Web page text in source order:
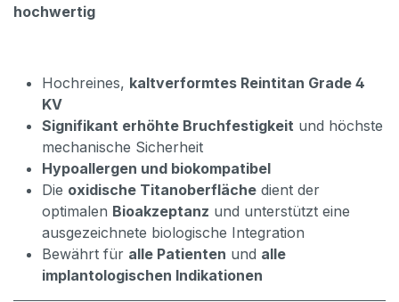
hochwertig
Hochreines, kaltverformtes Reintitan Grade 4
KV
Signifikant erhöhte Bruchfestigkeit und höchste
mechanische Sicherheit
Hypoallergen und biokompatibel
Die oxidische Titanoberfläche dient der
optimalen Bioakzeptanz und unterstützt eine
ausgezeichnete biologische Integration
Bewährt für alle Patienten und alle
implantologischen Indikationen